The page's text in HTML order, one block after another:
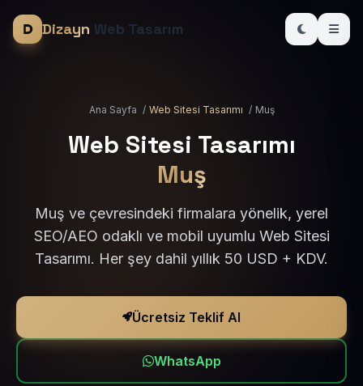
Dizayn Web Tasarım
Ana Sayfa / Web Sitesi Tasarımı / Muş
Web Sitesi Tasarımı
Muş
Muş ve çevresindeki firmalara yönelik, yerel
SEO/AEO odaklı ve mobil uyumlu Web Sitesi
Tasarımı. Her şey dahil yıllık 50 USD + KDV.
Ücretsiz Teklif Al
WhatsApp